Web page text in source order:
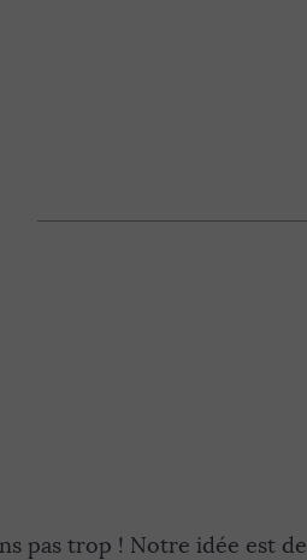
pas trop ! Notre idée est de